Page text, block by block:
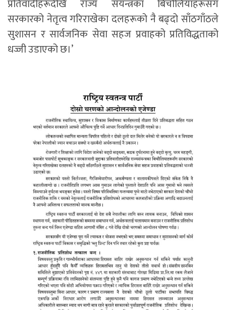
प्रतिवादीहरूदेखि राज्य संयन्त्रका बिचौलियाहरूसँग
सरकारको नेतृत्व गरिराखेका दलहरूको नै बढ्‌दो साँठगाँठले
सुशासन र सार्वजनिक सेवा सहज प्रवाहको प्रतिविद्धताको
धज्जी उडाएको छ।’